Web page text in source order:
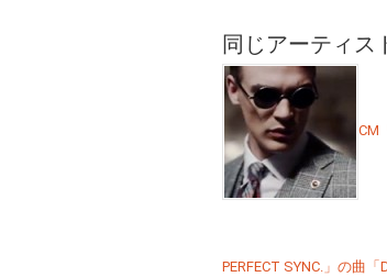
同じアーティス
CM
PERFECT SYNC.」の曲